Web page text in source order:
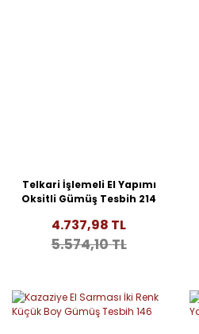
Telkari İşlemeli El Yapımı
Oksitli Gümüş Tesbih 214
4.737,98 TL
5.574,10 TL